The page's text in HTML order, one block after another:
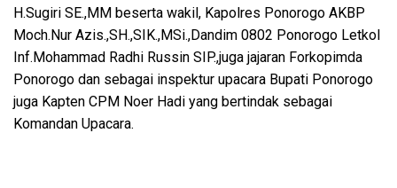
H.Sugiri SE.,MM beserta wakil, Kapolres Ponorogo AKBP
Moch.Nur Azis.,SH.,SIK.,MSi.,Dandim 0802 Ponorogo Letkol
Inf.Mohammad Radhi Russin SIP.,juga jajaran Forkopimda
Ponorogo dan sebagai inspektur upacara Bupati Ponorogo
juga Kapten CPM Noer Hadi yang bertindak sebagai
Komandan Upacara.